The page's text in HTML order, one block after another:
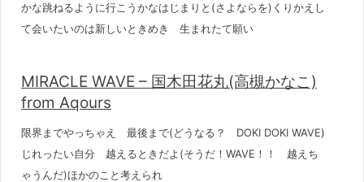
かな跳ねるように行こうかなはじまりと(さよならを)くりかえし
て会いたいのは新しいときめき 生まれたて願い
MIRACLE WAVE – 国木田花丸(高槻かなこ)
from Aqours
限界までやっちゃえ 最後まで(どうなる？ DOKI DOKI WAVE)
じれったい自分 越えるときだよ(そうだ！WAVE！！ 越えち
ゃうんだ)ほかのこと考えられ